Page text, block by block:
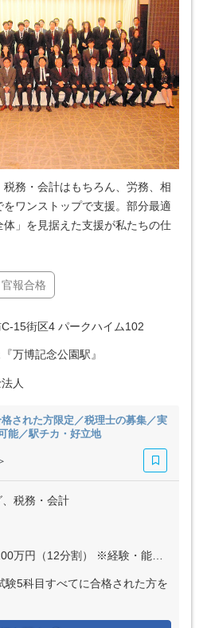
務・会計はもちろん、労務、相
ワンストップで支援。部分最適
」を見据えた支援が私たちの仕
官報合格
15街区4 パークハイム102
万博記念公園駅』
人
された方限定／税理士の募集／実
能／駅チカ・好立地
税務・会計
決定いたします ※上記に固定残業代（月50時間分＝23万円～40万円）を含む ※超過分は別途全額支給
5科目すべてに合格された方を